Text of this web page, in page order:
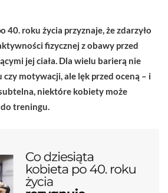
40. roku życia przyznaje, że zdarzyło
fizycznej z obawy przed
jej ciała. Dla wielu barierą nie
czy motywacji, ale lęk przed oceną – i
niektóre kobiety może
treningu.